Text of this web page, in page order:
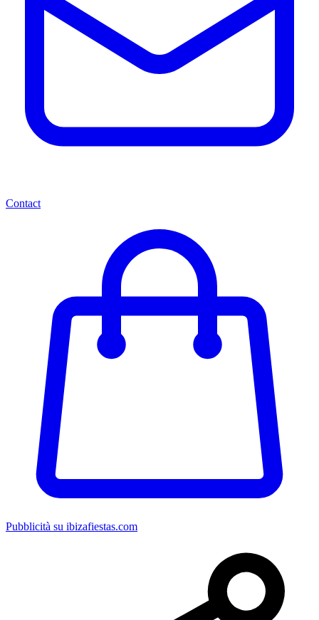
Contact
Pubblicità su ibizafiestas.com